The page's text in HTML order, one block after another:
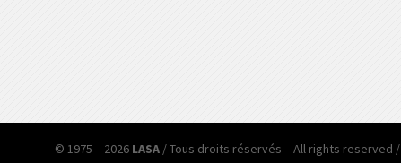
© 1975 – 2026 LASA / Tous droits réservés – All rights reserved /